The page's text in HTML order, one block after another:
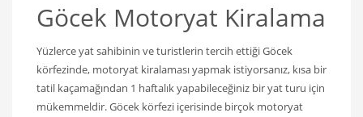
Göcek Motoryat Kiralama
Yüzlerce yat sahibinin ve turistlerin tercih ettiği Göcek
körfezinde, motoryat kiralaması yapmak istiyorsanız, kısa bir
tatil kaçamağından 1 haftalık yapabileceğiniz bir yat turu için
mükemmeldir. Göcek körfezi içerisinde birçok motoryat